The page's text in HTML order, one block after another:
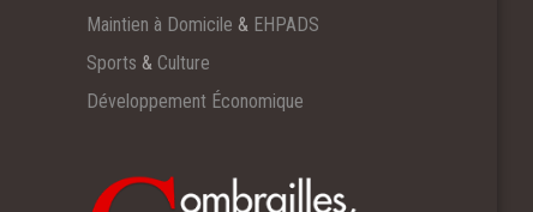
Maintien à Domicile & EHPADS
Sports & Culture
Développement Économique